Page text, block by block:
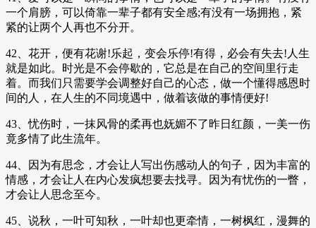
一个肩膀，可以倚靠一辈子都有安全感;有没有一场拥抱，紧
紧的让两个人再也不分开。
42、花开，便有花谢!乐起，变会乐停!有得，必会有失去!人生
就是如此。时光是不会停歇的，它总是在自己的空间里行走
着。而我们只需要学会调整好自己的心态，做一个懂得感恩时
间的人，在人生的不同境遇中，做着该做的事情便好!
43、忧伤时，一抹风骨的柔再也妩媚不了昨日红颜，一美一伤
竟多情了此生流年。
44、因为有思念，才会让人写出伤感动人的句子，因为丰富的
情感，才会让人在内心发疯想要去找寻。因为有忧伤的一瞥，
才会让人思念至今。
45、说秋，一叶可知秋，一叶却也更牵情，一树枫红，漫舞的